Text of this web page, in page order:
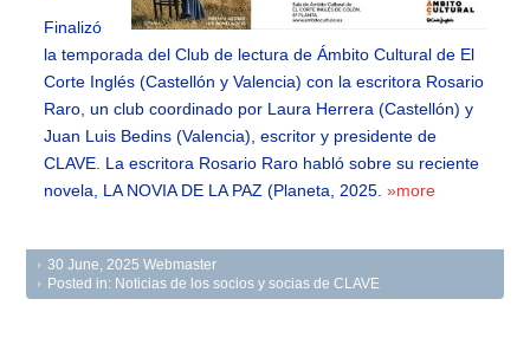
Finalizó
la temporada del Club de lectura de Ámbito Cultural de El
Corte Inglés (Castellón y Valencia) con la escritora Rosario
Raro, un club coordinado por Laura Herrera (Castellón) y
Juan Luis Bedins (Valencia), escritor y presidente de
CLAVE. La escritora Rosario Raro habló sobre su reciente
novela, LA NOVIA DE LA PAZ (Planeta, 2025.»more
30 June, 2025 Webmaster
Posted in: Noticias de los socios y socias de CLAVE